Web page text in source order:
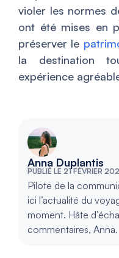
violer les normes
ont été mises en
préserver le
la destination
expérience
Anna Duplantis
PUBLIÉ LE 21 FÉVRIER
Pilote de la
ici l’actualité du
moment. Hâte
commentaires, Anna.